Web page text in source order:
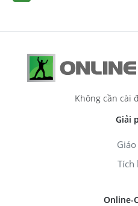
Không cần cài
Giải
Tích
Online-